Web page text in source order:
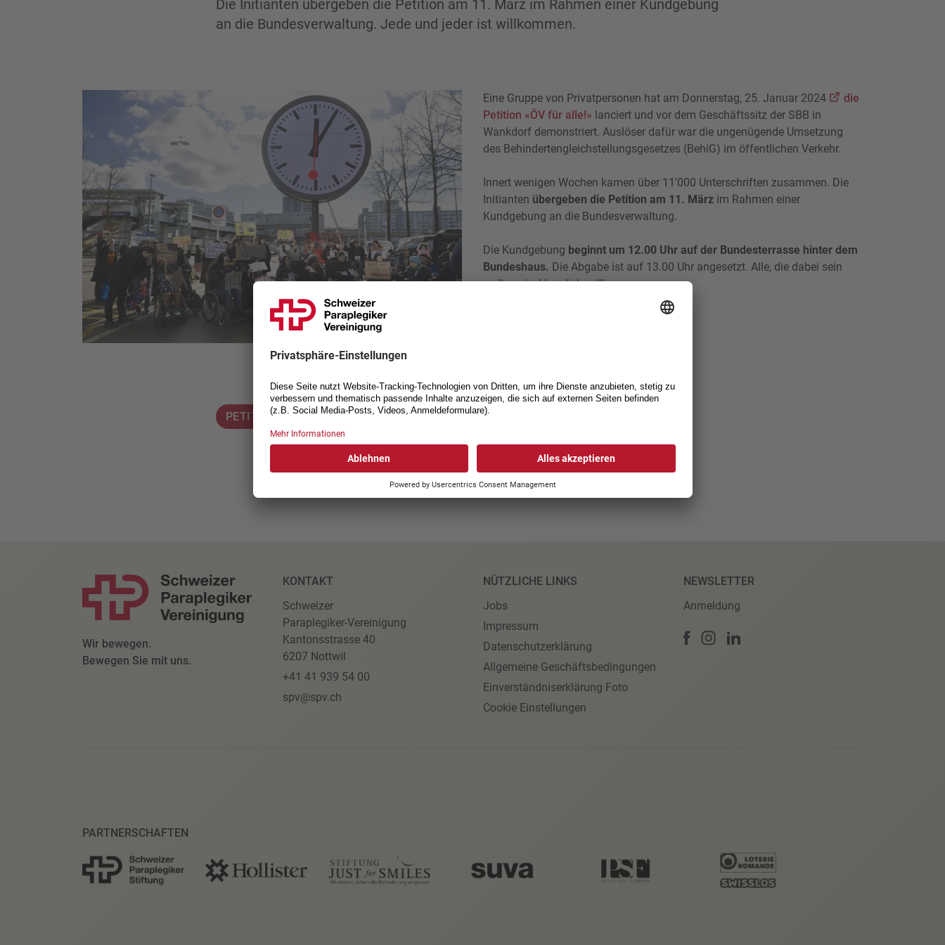
Die Initianten übergeben die Petition am 11. März im Rahmen einer Kundgebung
an die Bundesverwaltung. Jede und jeder ist willkommen.
Eine Gruppe von Privatpersonen hat am Donnerstag, 25. Januar 2024
die
Petition «ÖV für alle!» lanciert und vor dem Geschäftssitz der SBB in
Wankdorf demonstriert. Auslöser dafür war die ungenügende Umsetzung
des Behindertengleichstellungsgesetzes (BehiG) im öffentlichen Verkehr.
Innert wenigen Wochen kamen über 11'000 Unterschriften zusammen. Die
Initianten übergeben die Petition am 11. März im Rahmen einer
Kundgebung an die Bundesverwaltung.
Die Kundgebung beginnt um 12.00 Uhr auf der Bundesterrasse hinter dem
Bundeshaus. Die Abgabe ist auf 13.00 Uhr angesetzt. Alle, die dabei sein
wollen, sind herzlich willkommen.
PETITION UNTERSCHREIBEN
Wir bewegen.
Bewegen Sie mit uns.
KONTAKT
Schweizer
Paraplegiker-Vereinigung
Kantonsstrasse 40
6207 Nottwil
+41 41 939 54 00
spv@spv.ch
NÜTZLICHE LINKS
Jobs
Impressum
Datenschutzerklärung
Allgemeine Geschäftsbedingungen
Einverständniserklärung Foto
Cookie Einstellungen
NEWSLETTER
Anmeldung
PARTNERSCHAFTEN